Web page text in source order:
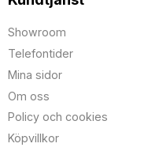
Showroom
Telefontider
Mina sidor
Om oss
Policy och cookies
Köpvillkor